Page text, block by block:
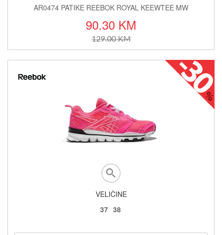
AR0474 PATIKE REEBOK ROYAL KEEWTEE MW
90.30 KM
129.00 KM
VELIČINE
37 38